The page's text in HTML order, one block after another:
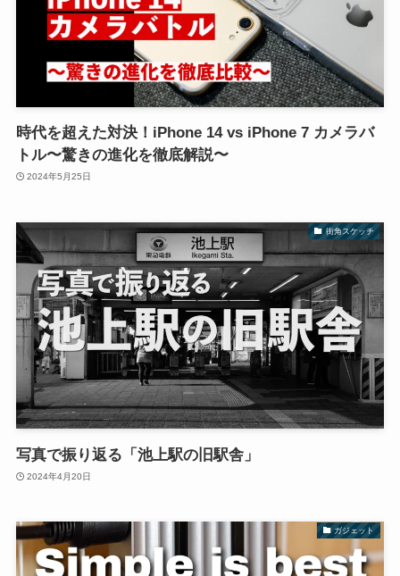
時代を超えた対決！iPhone 14 vs iPhone 7 カメラバ
トル〜驚きの進化を徹底解説〜
2024年5月25日
街角スケッチ
写真で振り返る「池上駅の旧駅舎」
2024年4月20日
ガジェット